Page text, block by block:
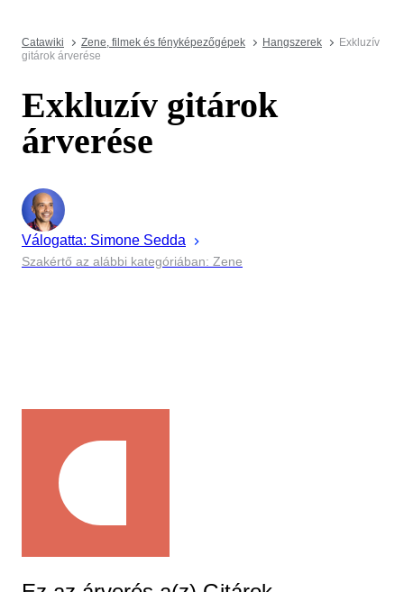
Catawiki Zene, filmek és fényképezőgépek Hangszerek
Exkluzív
gitárok árverése
Exkluzív gitárok
árverése
Válogatta: Simone Sedda
Szakértő az alábbi kategóriában: Zene